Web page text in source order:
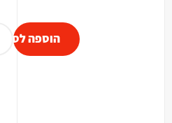
הוספה לסל